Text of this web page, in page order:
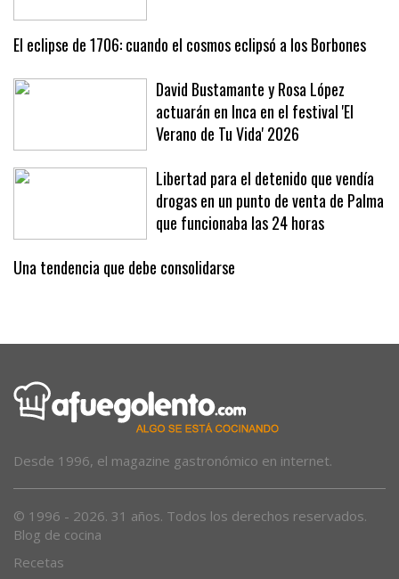
El eclipse de 1706: cuando el cosmos eclipsó a los Borbones
David Bustamante y Rosa López
actuarán en Inca en el festival 'El
Verano de Tu Vida' 2026
Libertad para el detenido que vendía
drogas en un punto de venta de Palma
que funcionaba las 24 horas
Una tendencia que debe consolidarse
Desde 1996, el magazine gastronómico en internet.
© 1996 - 2026. 31 años. Todos los derechos reservados.
Blog de cocina
Recetas